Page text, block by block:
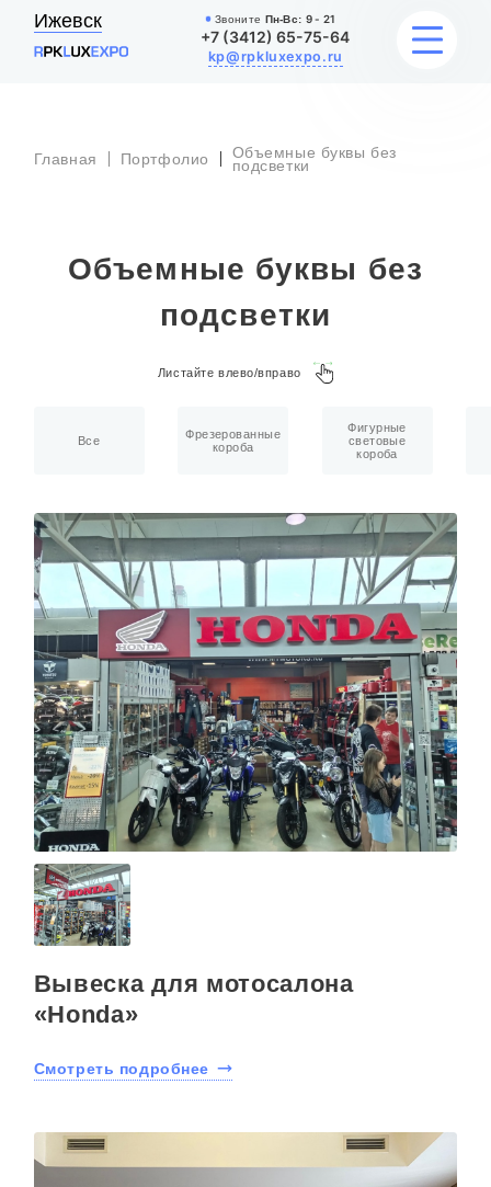
Ижевск Звоните Пн-Вс: 9 - 21
+7 (3412) 65-75-64
kp@rpkluxexpo.ru
УСЛУГИ
АКЦИИ
О КОМПАНИИ
Главная Портфолио Объемные буквы без
подсветки
Объемные буквы без
подсветки
Листайте влево/вправо
Все
Фрезерованные
короба
Фигурные
световые
короба
Вывеска для мотосалона
«Honda»
Смотреть подробнее